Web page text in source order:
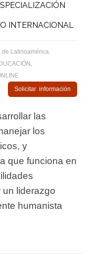
INTERNACIONAL
de Latinoamérica
Solicitar información
las
los
y
que funciona en
un liderazgo
humanista